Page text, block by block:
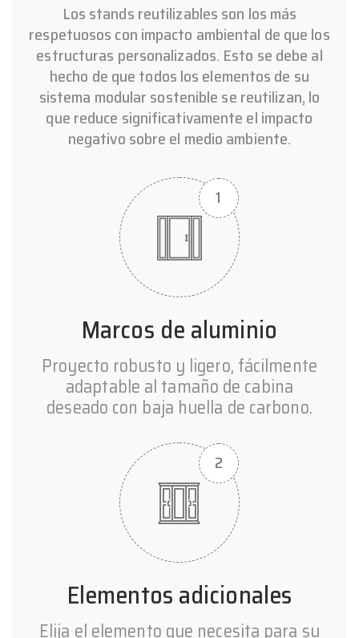
Los stands reutilizables son los más
respetuosos con impacto ambiental de que los
estructuras personalizados. Esto se debe al
hecho de que todos los elementos de su
sistema modular sostenible se reutilizan, lo
que reduce significativamente el impacto
negativo sobre el medio ambiente.
Marcos de aluminio
Proyecto robusto y ligero, fácilmente
adaptable al tamaño de cabina
deseado con baja huella de carbono.
Elementos adicionales
Elija el elemento que necesita para su